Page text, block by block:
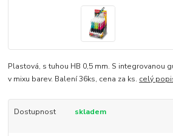
Plastová, s tuhou HB 0,5 mm. S integrovanou
v mixu barev. Balení 36ks, cena za ks. celý
Dostupnost skladem